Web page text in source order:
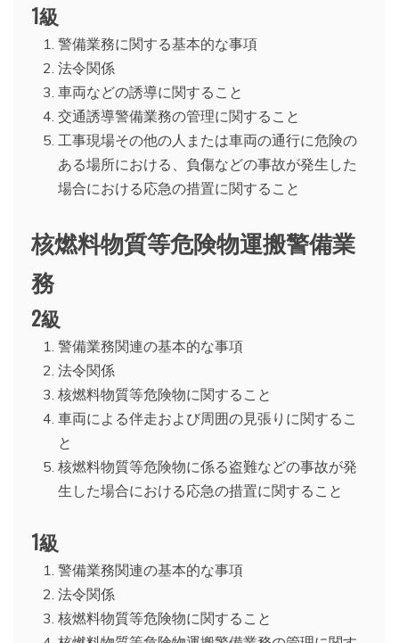
1級
警備業務に関する基本的な事項
法令関係
車両などの誘導に関すること
交通誘導警備業務の管理に関すること
工事現場その他の人または車両の通行に危険の
ある場所における、負傷などの事故が発生した
場合における応急の措置に関すること
核燃料物質等危険物運搬警備業
務
2級
警備業務関連の基本的な事項
法令関係
核燃料物質等危険物に関すること
車両による伴走および周囲の見張りに関するこ
と
核燃料物質等危険物に係る盗難などの事故が発
生した場合における応急の措置に関すること
1級
警備業務関連の基本的な事項
法令関係
核燃料物質等危険物に関すること